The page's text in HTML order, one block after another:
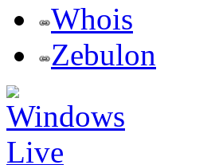
Whois
Zebulon